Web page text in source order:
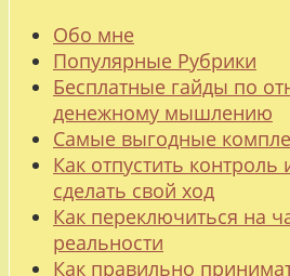
Обо мне
Популярные Рубрики
Бесплатные гайды по
денежному мышлению
Самые выгодные
Как отпустить
сделать свой ход
Как переключиться на
реальности
Как правильно